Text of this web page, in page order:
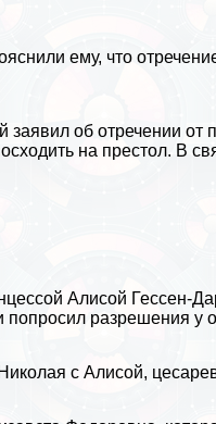
ему, что
об отречении от
на престол. В
Алисой Гессен-
разрешения у
с Алисой,